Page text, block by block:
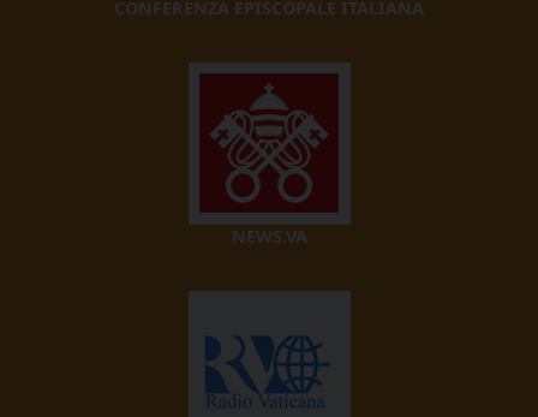
CONFERENZA EPISCOPALE ITALIANA
NEWS.VA